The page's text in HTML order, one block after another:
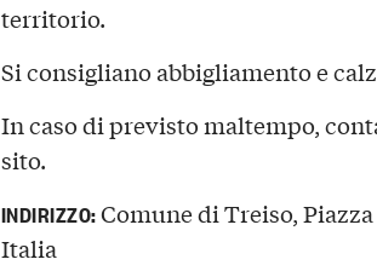
territorio.
Si consigliano abbigliamento e
In caso di previsto maltempo,
sito.
INDIRIZZO:Comune di Treiso,
Italia